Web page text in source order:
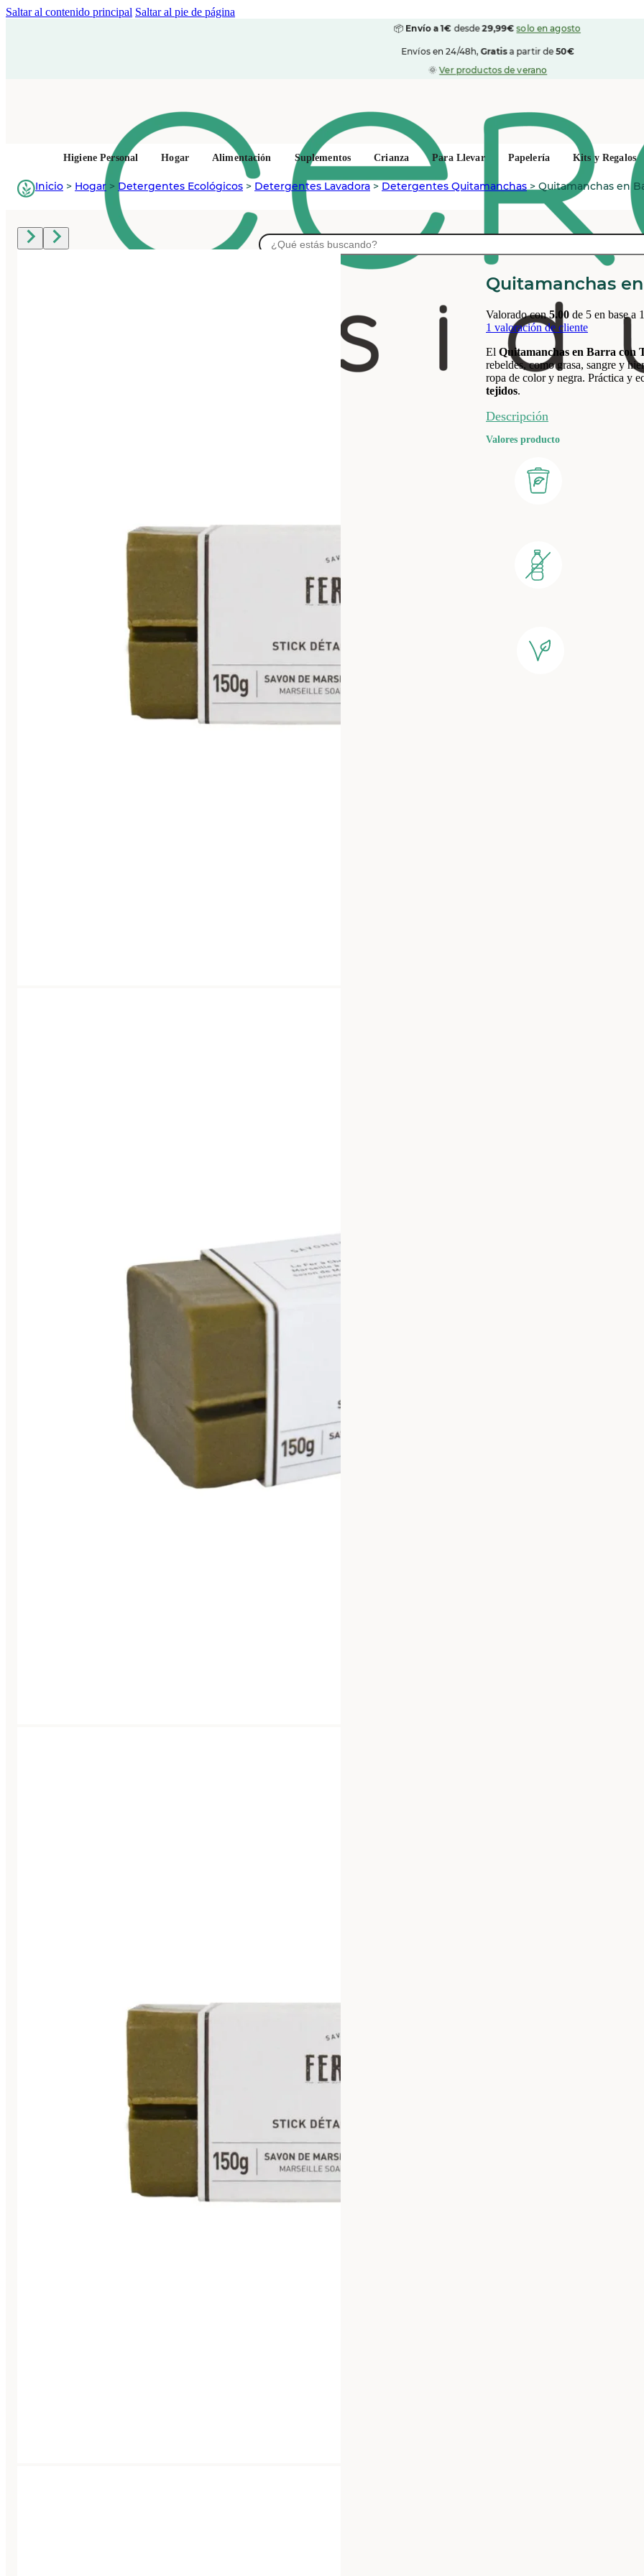
Saltar al contenido principal Saltar al pie de página
📦Envío a 1€desde29,99€ solo en agosto
Envíos en 24/48h,Gratisa partir de50€
🌞Ver productos de verano
Buscar
Higiene Personal Hogar Alimentación Suplementos Crianza Para Llevar Papelería Kits y Regalos
Inicio > Hogar > Detergentes Ecológicos > Detergentes Lavadora > Detergentes Quitamanchas>Quitamanchas en
Quitamanchas
Valorado con5.00 de 5 en base a 1
1 valoración de cliente
El Quitamanchas en Barra con
rebeldes, como grasa, sangre y
ropa de color y negra. Práctica y
tejidos.
Descripción
Valores producto